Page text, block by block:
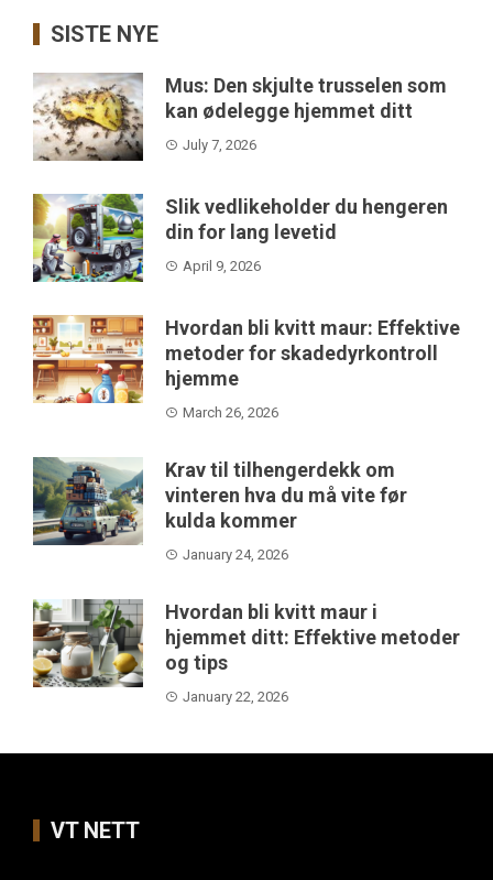
SISTE NYE
Mus: Den skjulte trusselen som
kan ødelegge hjemmet ditt
July 7, 2026
Slik vedlikeholder du hengeren
din for lang levetid
April 9, 2026
Hvordan bli kvitt maur: Effektive
metoder for skadedyrkontroll
hjemme
March 26, 2026
Krav til tilhengerdekk om
vinteren hva du må vite før
kulda kommer
January 24, 2026
Hvordan bli kvitt maur i
hjemmet ditt: Effektive metoder
og tips
January 22, 2026
VT NETT